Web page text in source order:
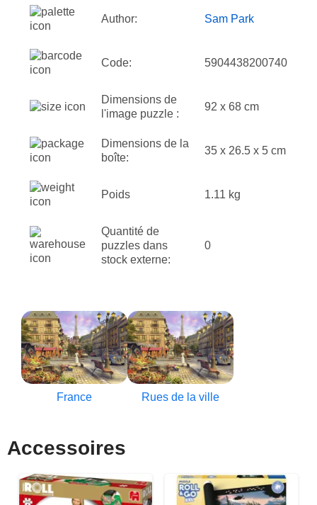
Author: Sam Park
Code: 5904438200740
Dimensions de
l'image puzzle :
92 x 68 cm
Dimensions de la
boîte:
35 x 26.5 x 5 cm
Poids 1.11 kg
Quantité de
puzzles dans
stock externe:
0
France Rues de la ville
Accessoires